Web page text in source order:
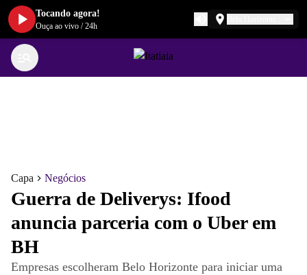
Capa Negócios
Guerra de Deliverys: Ifood
anuncia parceria com o Uber em
BH
Empresas escolheram Belo Horizonte para iniciar uma
Tocando agora!
Ouça ao vivo /24h